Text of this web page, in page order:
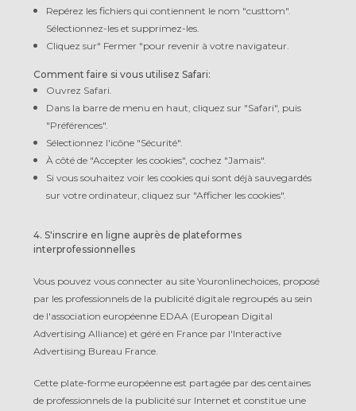
Repérez les fichiers qui contiennent le nom "custtom".
Sélectionnez-les et supprimez-les.
Cliquez sur" Fermer "pour revenir à votre navigateur.
Comment faire si vous utilisez Safari:
Ouvrez Safari.
Dans la barre de menu en haut, cliquez sur "Safari", puis
"Préférences".
Sélectionnez l'icône "Sécurité".
À côté de "Accepter les cookies", cochez "Jamais".
Si vous souhaitez voir les cookies qui sont déjà sauvegardés
sur votre ordinateur, cliquez sur "Afficher les cookies".
4. S'inscrire en ligne auprès de plateformes
interprofessionnelles
Vous pouvez vous connecter au site Youronlinechoices, proposé
par les professionnels de la publicité digitale regroupés au sein
de l'association européenne EDAA (European Digital
Advertising Alliance) et géré en France par l'Interactive
Advertising Bureau France.
Cette plate-forme européenne est partagée par des centaines
de professionnels de la publicité sur Internet et constitue une